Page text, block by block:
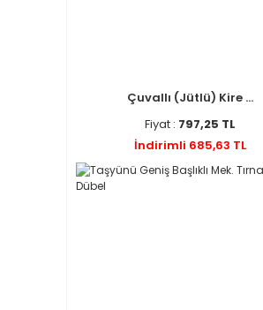
Çuvallı (Jütlü) Kire ...
Fiyat : 797,25 TL
İndirimli 685,63 TL